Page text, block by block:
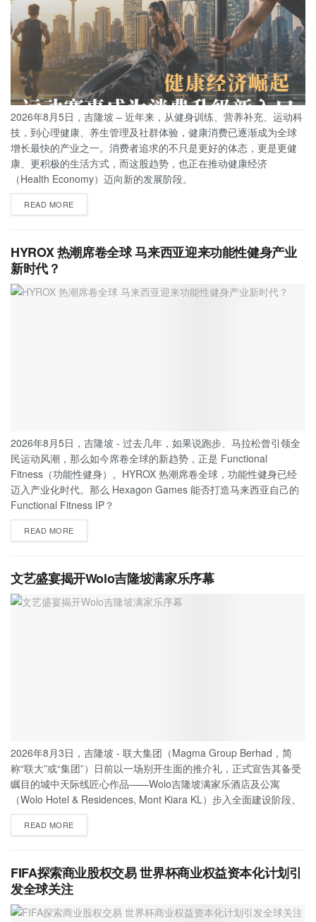
2026年8月5日，吉隆坡 – 近年来，从健身训练、营养补充、运动科
技，到心理健康、养生管理及社群体验，健康消费已逐渐成为全球
增长最快的产业之一。消费者追求的不只是更好的体态，更是更健
康、更积极的生活方式，而这股趋势，也正在推动健康经济
（Health Economy）迈向新的发展阶段。
READ MORE
HYROX 热潮席卷全球 马来西亚迎来功能性健身产业
新时代？
2026年8月5日，吉隆坡 - 过去几年，如果说跑步、马拉松曾引领全
民运动风潮，那么如今席卷全球的新趋势，正是 Functional
Fitness（功能性健身）。HYROX 热潮席卷全球，功能性健身已经
迈入产业化时代。那么 Hexagon Games 能否打造马来西亚自己的
Functional Fitness IP？
READ MORE
文艺盛宴揭开Wolo吉隆坡满家乐序幕
2026年8月3日，吉隆坡 - 联大集团（Magma Group Berhad，简
称“联大”或“集团”）日前以一场别开生面的推介礼，正式宣告其备受
瞩目的城中天际线匠心作品——Wolo吉隆坡满家乐酒店及公寓
（Wolo Hotel & Residences, Mont Kiara KL）步入全面建设阶段。
READ MORE
FIFA探索商业股权交易 世界杯商业权益资本化计划引
发全球关注